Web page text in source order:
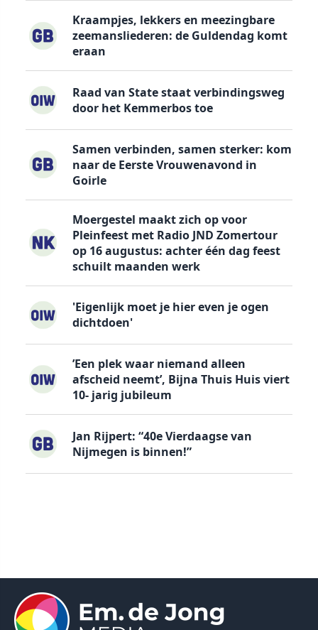
Kraampjes, lekkers en meezingbare
zeemansliederen: de Guldendag komt
eraan
Raad van State staat verbindingsweg
door het Kemmerbos toe
Samen verbinden, samen sterker: kom
naar de Eerste Vrouwenavond in
Goirle
Moergestel maakt zich op voor
Pleinfeest met Radio JND Zomertour
op 16 augustus: achter één dag feest
schuilt maanden werk
'Eigenlijk moet je hier even je ogen
dichtdoen'
’Een plek waar niemand alleen
afscheid neemt’, Bijna Thuis Huis viert
10- jarig jubileum
Jan Rijpert: “40e Vierdaagse van
Nijmegen is binnen!”